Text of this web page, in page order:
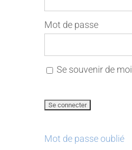
Mot de passe
Se souvenir de moi
Mot de passe oublié